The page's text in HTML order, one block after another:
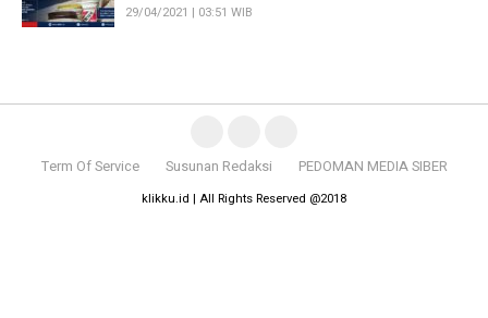
29/04/2021 | 03:51 WIB
Term Of Service Susunan Redaksi PEDOMAN MEDIA SIBER
klikku.id | All Rights Reserved @2018